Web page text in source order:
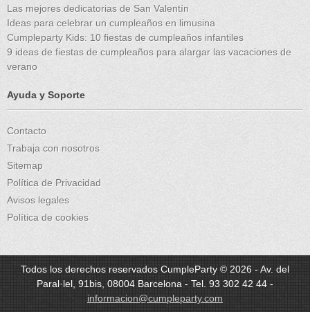
Las mejores dedicatorias de San Valentín
Ideas para celebrar un cumpleaños en limusina
Cumpleparty Kids: 10 fiestas de cumpleaños infantiles
9 ideas de fiestas de cumpleaños para alargar las vacaciones de
verano
Ayuda y Soporte
Contacto
Trabaja con nosotros
Sitemap
Política de Privacidad
Avisos legales
Política de cookies
Todos los derechos reservados CumpleParty © 2026 - Av. del
Paral·lel, 91bis, 08004 Barcelona - Tel. 93 302 42 44 -
informacion@cumpleparty.com